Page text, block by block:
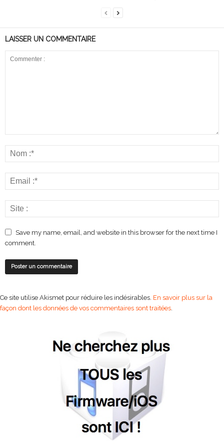
LAISSER UN COMMENTAIRE
Save my name, email, and website in this browser for the next time I
comment.
Ce site utilise Akismet pour réduire les indésirables. En savoir plus sur la
façon dont les données de vos commentaires sont traitées.